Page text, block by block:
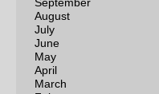
August
July
June
May
April
March